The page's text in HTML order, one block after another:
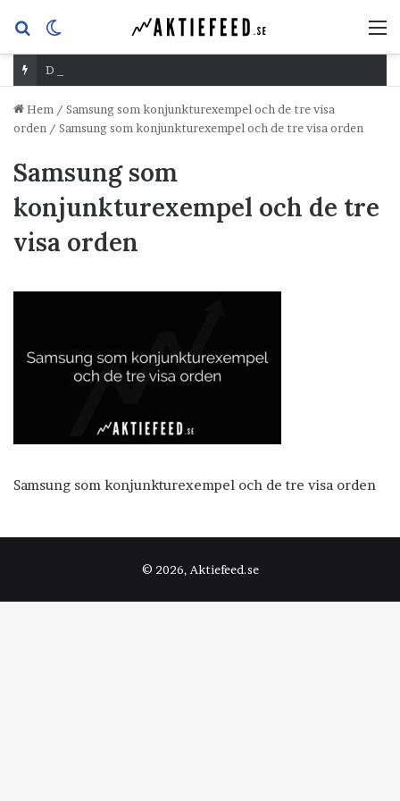
Sök
efterskin
Dividend Overshoot Day
Hem / Samsung som konjunkturexempel och de tre visa
orden / Samsung som konjunkturexempel och de tre visa orden
Samsung som
konjunkturexempel och de tre
visa orden
Samsung som konjunkturexempel och de tre visa orden
© 2026, Aktiefeed.se